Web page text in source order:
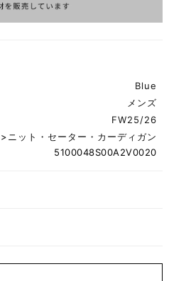
Blue
メンズ
FW25/26
> ニット・セーター・カーディガン
5100048S00A2V0020